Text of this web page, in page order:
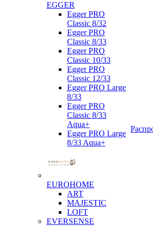
EGGER
Egger PRO
Classic 8/32
Egger PRO
Classic 8/33
Egger PRO
Classic 10/33
Egger PRO
Classic 12/33
Egger PRO Large
8/33
Egger PRO
Classic 8/33
Aqua+
Egger PRO Large
8/33 Aqua+
EUROHOME
ART
MAJESTIC
LOFT
EVERSENSE